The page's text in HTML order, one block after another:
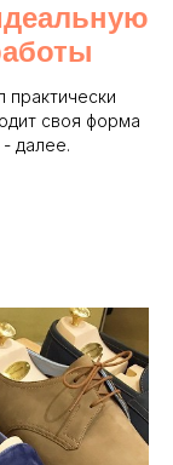
практически
своя форма
далее.